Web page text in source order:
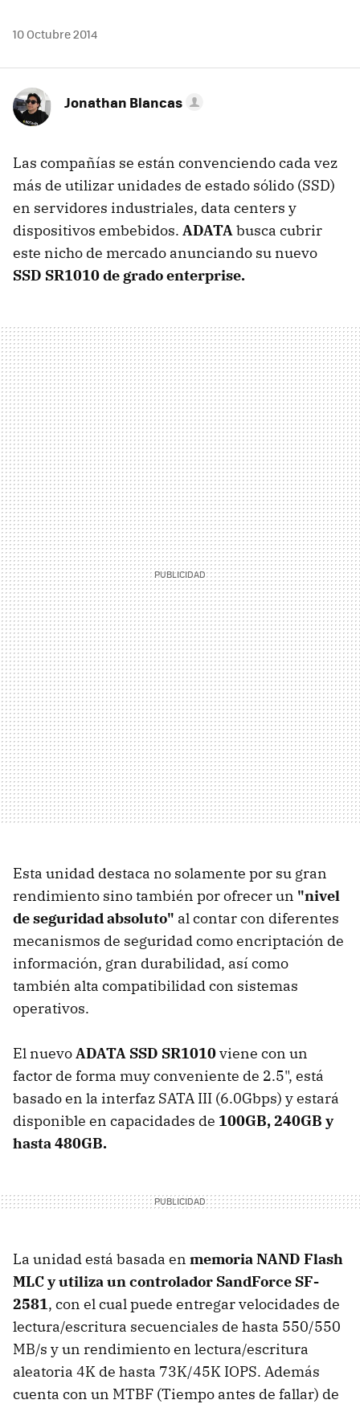
10 Octubre 2014
Jonathan Blancas
Las compañías se están convenciendo cada vez
más de utilizar unidades de estado sólido (SSD)
en servidores industriales, data centers y
dispositivos embebidos. ADATAbusca cubrir
este nicho de mercado anunciando su nuevo
SSD SR1010 de grado enterprise.
Esta unidad destaca no solamente por su gran
rendimiento sino también por ofrecer un "nivel
de seguridad absoluto" al contar con diferentes
mecanismos de seguridad como encriptación de
información, gran durabilidad, así como
también alta compatibilidad con sistemas
operativos.
El nuevoADATA SSD SR1010viene con un
factor de forma muy conveniente de 2.5", está
basado en la interfaz SATA III (6.0Gbps) y estará
disponible en capacidades de 100GB, 240GB y
hasta 480GB.
La unidad está basada en memoria NAND Flash
MLC y utiliza un controlador SandForce SF-
2581, con el cual puede entregar velocidades de
lectura/escritura secuenciales de hasta 550/550
MB/s y un rendimiento en lectura/escritura
aleatoria 4K de hasta 73K/45K IOPS. Además
cuenta con un MTBF (Tiempo antes de fallar) de